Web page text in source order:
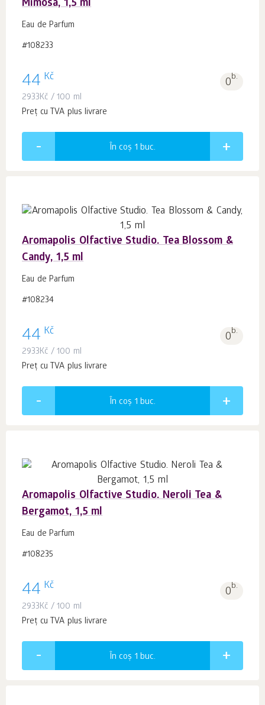
Mimosa, 1,5 ml
Eau de Parfum
#108233
44 Kč 0b.
2933Kč / 100 ml
Preț cu TVA plus livrare
În coș 1 buc.
Aromapolis Olfactive Studio. Tea Blossom &
Candy, 1,5 ml
Eau de Parfum
#108234
44 Kč 0b.
2933Kč / 100 ml
Preț cu TVA plus livrare
În coș 1 buc.
Aromapolis Olfactive Studio. Neroli Tea &
Bergamot, 1,5 ml
Eau de Parfum
#108235
44 Kč 0b.
2933Kč / 100 ml
Preț cu TVA plus livrare
În coș 1 buc.